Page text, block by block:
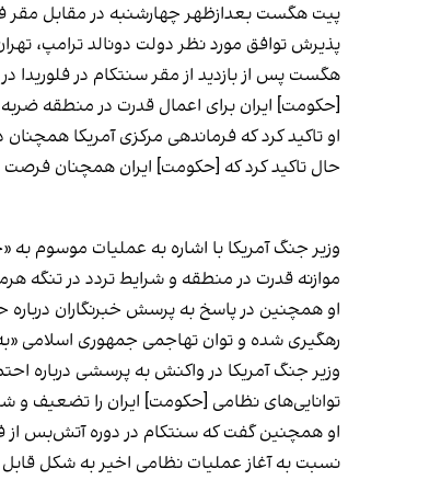
پیت هگست بعدازظهر چهارشنبه در مقابل مقر
پذیرش توافق مورد نظر دولت دونالد ترامپ،
هگست پس از بازدید از مقر سنتکام در فلوریدا
[حکومت] ایران برای اعمال قدرت در منطقه
او تاکید کرد که فرماندهی مرکزی آمریکا
حال تاکید کرد که [حکومت] ایران همچنان فرصت
وزیر جنگ آمریکا با اشاره به عملیات موسوم
موازنه قدرت در منطقه و شرایط تردد در تنگه
او همچنین در پاسخ به پرسش خبرنگاران
رهگیری شده و توان تهاجمی جمهوری اسلامی
وزیر جنگ آمریکا در واکنش به پرسشی درباره
توانایی‌های نظامی [حکومت] ایران را تضعیف و
او همچنین گفت که سنتکام در دوره آتش‌بس از
نسبت به آغاز عملیات نظامی اخیر به شکل